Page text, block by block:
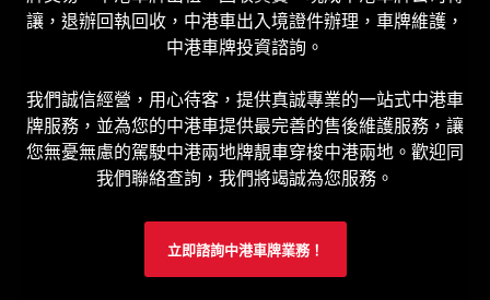
讓，退辦回執回收，中港車出入境證件辦理，車牌維護，
中港車牌投資諮詢。
我們誠信經營，用心待客，提供真誠專業的一站式中港車
牌服務，並為您的中港車提供最完善的售後維護服務，讓
您無憂無慮的駕駛中港兩地牌靚車穿梭中港兩地。歡迎同
我們聯絡查詢，我們將竭誠為您服務。
立即諮詢中港車牌業務！